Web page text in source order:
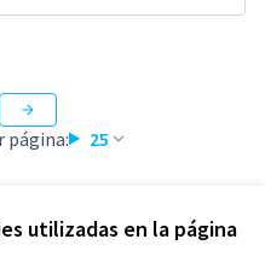
utilizadas en la página
página: 25